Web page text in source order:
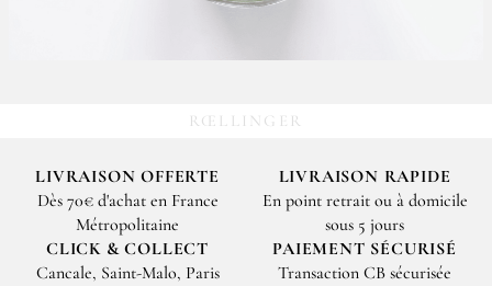
RŒLLINGER
LIVRAISON OFFERTE
Dès 70€ d'achat en France
Métropolitaine
LIVRAISON RAPIDE
En point retrait ou à domicile
sous 5 jours
CLICK & COLLECT
Cancale, Saint-Malo, Paris
PAIEMENT SÉCURISÉ
Transaction CB sécurisée